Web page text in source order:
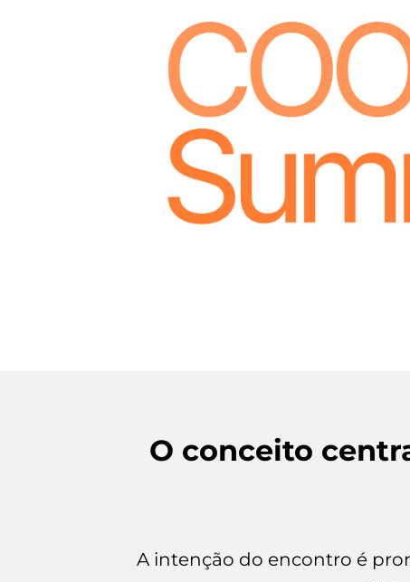
O conceito
A intenção do encontro é